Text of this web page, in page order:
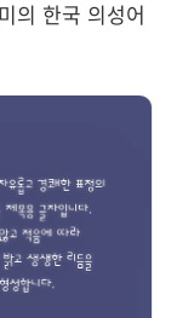
의 한국 의성어